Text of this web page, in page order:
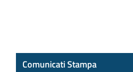
Comunicati Stampa